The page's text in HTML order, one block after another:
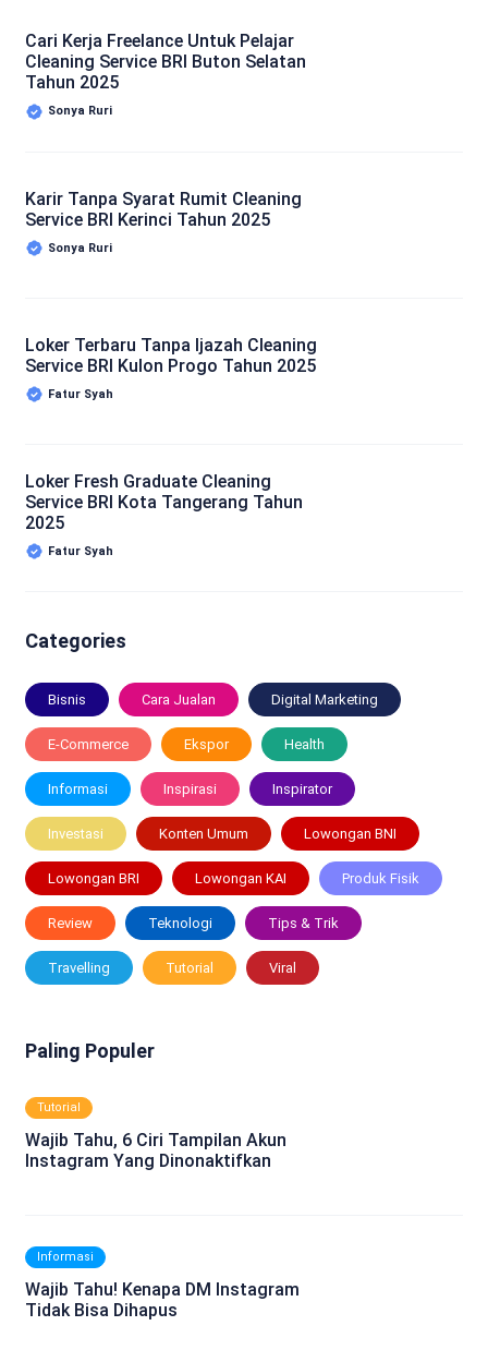
Cari Kerja Freelance Untuk Pelajar
Cleaning Service BRI Buton Selatan
Tahun 2025
Sonya Ruri
Karir Tanpa Syarat Rumit Cleaning
Service BRI Kerinci Tahun 2025
Sonya Ruri
Loker Terbaru Tanpa Ijazah Cleaning
Service BRI Kulon Progo Tahun 2025
Fatur Syah
Loker Fresh Graduate Cleaning
Service BRI Kota Tangerang Tahun
2025
Fatur Syah
Categories
Bisnis Cara Jualan Digital Marketing
E-Commerce Ekspor Health
Informasi Inspirasi Inspirator
Investasi Konten Umum Lowongan BNI
Lowongan BRI Lowongan KAI Produk Fisik
Review Teknologi Tips & Trik
Travelling Tutorial Viral
Paling Populer
Tutorial
Wajib Tahu, 6 Ciri Tampilan Akun
Instagram Yang Dinonaktifkan
Informasi
Wajib Tahu! Kenapa DM Instagram
Tidak Bisa Dihapus